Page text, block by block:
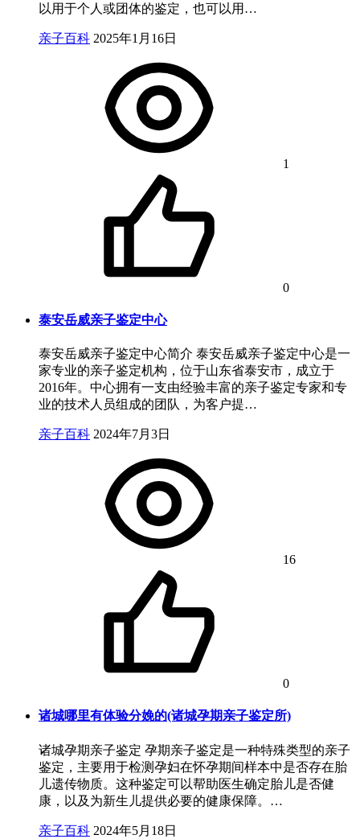
以用于个人或团体的鉴定，也可以用…
亲子百科 2025年1月16日
1
0
泰安岳威亲子鉴定中心
泰安岳威亲子鉴定中心简介 泰安岳威亲子鉴定中心是一
家专业的亲子鉴定机构，位于山东省泰安市，成立于
2016年。中心拥有一支由经验丰富的亲子鉴定专家和专
业的技术人员组成的团队，为客户提…
亲子百科 2024年7月3日
16
0
诸城哪里有体验分娩的(诸城孕期亲子鉴定所)
诸城孕期亲子鉴定 孕期亲子鉴定是一种特殊类型的亲子
鉴定，主要用于检测孕妇在怀孕期间样本中是否存在胎
儿遗传物质。这种鉴定可以帮助医生确定胎儿是否健
康，以及为新生儿提供必要的健康保障。…
亲子百科 2024年5月18日